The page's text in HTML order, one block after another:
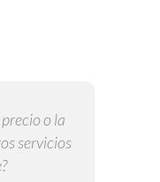
o la
servicios